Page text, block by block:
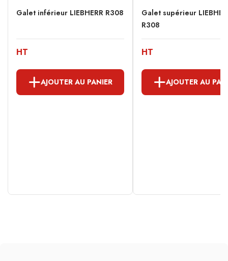
Galet inférieur LIEBHERR R308
HT
AJOUTER AU PANIER
Galet supérieur
R308
HT
AJOUTER AU